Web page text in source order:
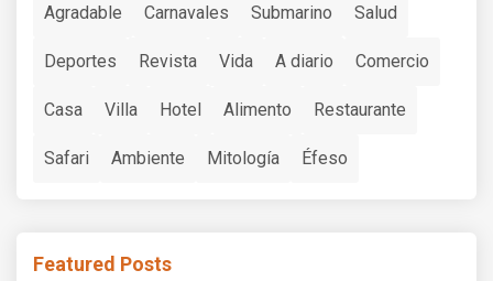
Agradable Carnavales Submarino Salud
Deportes Revista Vida A diario Comercio
Casa Villa Hotel Alimento Restaurante
Safari Ambiente Mitología Éfeso
Featured Posts